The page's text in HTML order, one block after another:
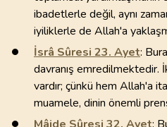
ibadetlerle değil, aynı
iyiliklerle de Allah'a
İsrâ Sûresi 23. Ayet:
davranış emredilmektedir.
vardır; çünkü hem Allah'a
muamele, dinin önemli